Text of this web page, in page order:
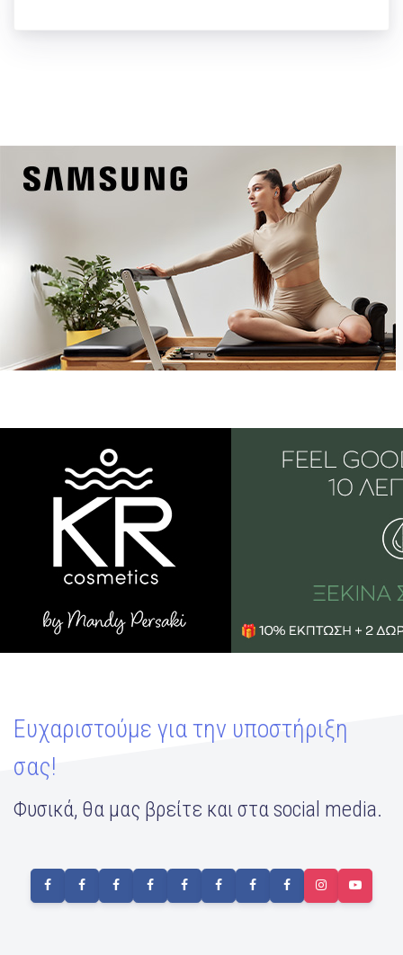
Ευχαριστούμε για την υποστήριξη
σας!
Φυσικά, θα μας βρείτε και στα social media.